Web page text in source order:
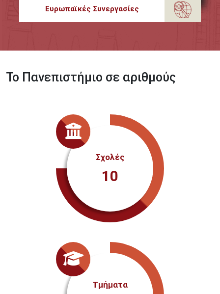
Ευρωπαϊκές Συνεργασίες
Το Πανεπιστήμιο σε αριθμούς
Σχολές
10
Τμήματα